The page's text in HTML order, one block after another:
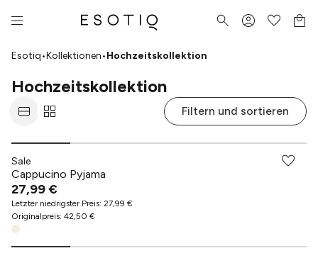
Esotiq•Kollektionen•Hochzeitskollektion
Hochzeitskollektion
Filtern und sortieren
Sale
Cappucino Pyjama
27,99 €
Letzter niedrigster Preis: 27,99 €
Originalpreis: 42,50 €